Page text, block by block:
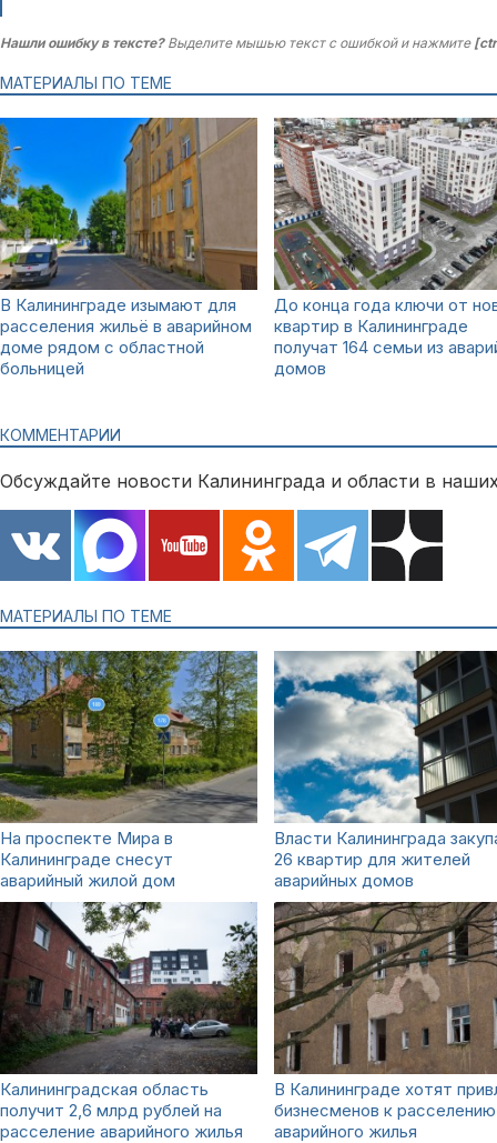
Нашли ошибку в тексте?Выделите мышью текст с ошибкой и нажмите
МАТЕРИАЛЫ ПО ТЕМЕ
В Калининграде изымают для
расселения жильё в аварийном
доме рядом с областной
больницей
До конца года ключи от
квартир в Калининграде
получат 164 семьи из
домов
КОММЕНТАРИИ
Обсуждайте новости Калининграда и области в
МАТЕРИАЛЫ ПО ТЕМЕ
На проспекте Мира в
Калининграде снесут
аварийный жилой дом
Власти Калининграда
26 квартир для жителей
аварийных домов
Калининградская область
получит 2,6 млрд рублей на
расселение аварийного жилья
В Калининграде хотят
бизнесменов к расселению
аварийного жилья